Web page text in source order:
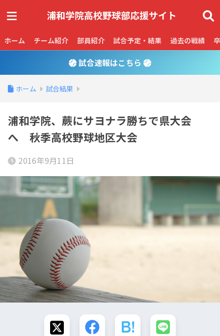
ホーム チーム紹介 部員紹介 試合予定・結果 過去の戦績
試合速報はこちら
ホーム 試合結果
浦和学院、蕨にサヨナラ勝ちで県大会
へ 秋季高校野球地区大会
2016年9月11日